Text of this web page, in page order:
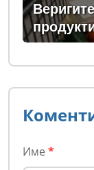
Име *